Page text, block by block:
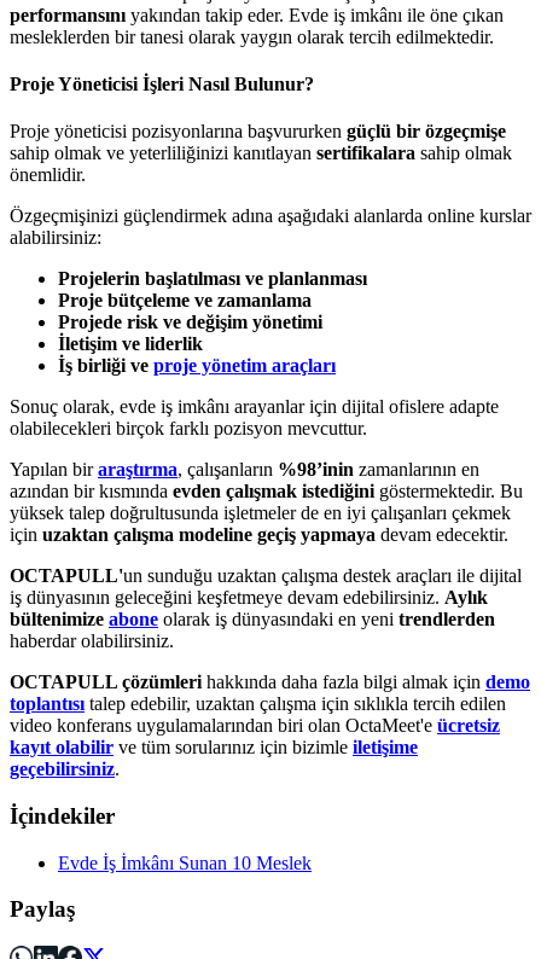
performansını yakından takip eder. Evde iş imkânı ile öne çıkan
mesleklerden bir tanesi olarak yaygın olarak tercih edilmektedir.
Proje Yöneticisi İşleri Nasıl Bulunur?
Proje yöneticisi pozisyonlarına başvururken güçlü bir özgeçmişe
sahip olmak ve yeterliliğinizi kanıtlayan sertifikalara sahip olmak
önemlidir.
Özgeçmişinizi güçlendirmek adına aşağıdaki alanlarda online kurslar
alabilirsiniz:
Projelerin başlatılması ve planlanması
Proje bütçeleme ve zamanlama
Projede risk ve değişim yönetimi
İletişim ve liderlik
İş birliği ve proje yönetim araçları
Sonuç olarak, evde iş imkânı arayanlar için dijital ofislere adapte
olabilecekleri birçok farklı pozisyon mevcuttur.
Yapılan biraraştırma, çalışanların %98’inin zamanlarının en
azından bir kısmında evden çalışmak istediğini göstermektedir. Bu
yüksek talep doğrultusunda işletmeler de en iyi çalışanları çekmek
için uzaktan çalışma modeline geçiş yapmaya devam edecektir.
OCTAPULL'un sunduğu uzaktan çalışma destek araçları ile dijital
iş dünyasının geleceğini keşfetmeye devam edebilirsiniz. Aylık
bültenimize abone olarak iş dünyasındaki en yeni trendlerden
haberdar olabilirsiniz.
OCTAPULL çözümleri hakkında daha fazla bilgi almak için demo
toplantısı talep edebilir, uzaktan çalışma için sıklıkla tercih edilen
video konferans uygulamalarından biri olan OctaMeet'e ücretsiz
kayıt olabilir ve tüm sorularınız için bizimle iletişime
geçebilirsiniz.
İçindekiler
Evde İş İmkânı Sunan 10 Meslek
Paylaş